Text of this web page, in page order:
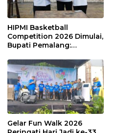
HIPMI Basketball
Competition 2026 Dimulai,
Bupati Pemalang:
Melaju
Gelar Fun Walk 2026